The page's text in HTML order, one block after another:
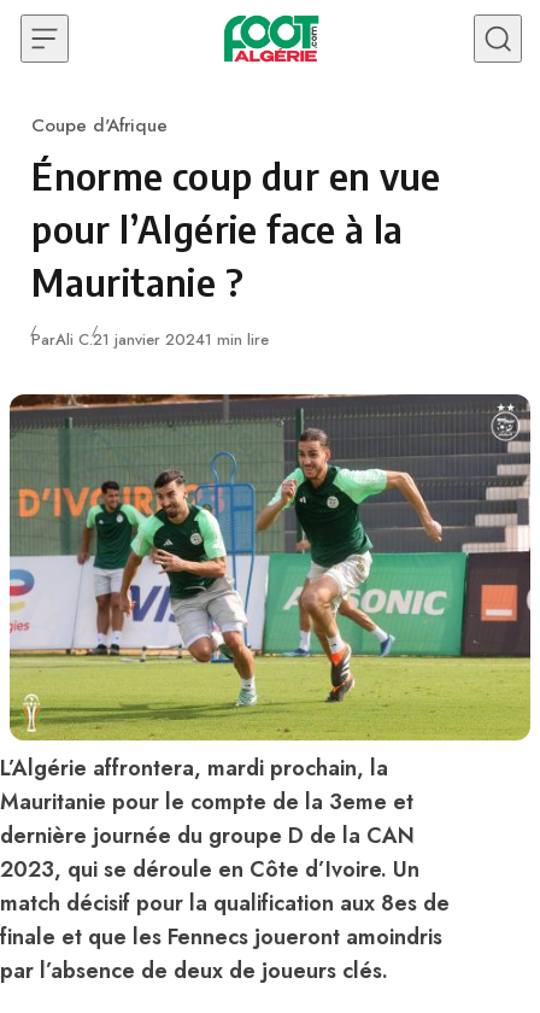
Skip to content
Category
Coupe d'Afrique
Énorme coup dur en vue
pour l’Algérie face à la
Mauritanie ?
ParAli C.Publié
21 janvier 20241 min lire
L’Algérie affrontera, mardi prochain, la
Mauritanie pour le compte de la 3eme et
dernière journée du groupe D de la CAN
2023, qui se déroule en Côte d’Ivoire. Un
match décisif pour la qualification aux 8es de
finale et que les Fennecs joueront amoindris
par l’absence de deux de joueurs clés.